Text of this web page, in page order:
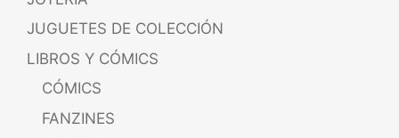
JUGUETES DE COLECCIÓN
LIBROS Y CÓMICS
CÓMICS
FANZINES